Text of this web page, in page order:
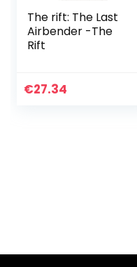
The rift: The Last
Airbender -The
Rift
€27.34